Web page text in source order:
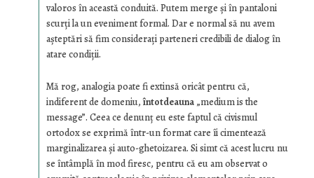
valoros în această conduită. Putem merge şi în pantaloni
scurţi la un eveniment formal. Dar e normal să nu avem
aşteptări să fim consideraţi parteneri credibili de dialog în
atare condiţii.
Mă rog, analogia poate fi extinsă oricât pentru că,
indiferent de domeniu,întotdeauna„medium is the
message”. Ceea ce denunţ eu este faptul că civismul
ortodox se exprimă într-un format care îi cimentează
marginalizarea şi auto-ghetoizarea. Si simt că acest lucru nu
se întâmplă în mod firesc, pentru că eu am observat o